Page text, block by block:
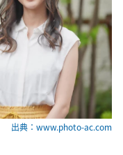
出典：www.photo-ac.com